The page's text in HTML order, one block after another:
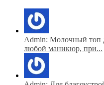
Admin: Молочный топ
любой маникюр, при...